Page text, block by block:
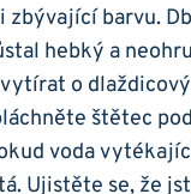
zbývající barvu.‌
hebký a
o
štětec
voda
Ujistěte se, že